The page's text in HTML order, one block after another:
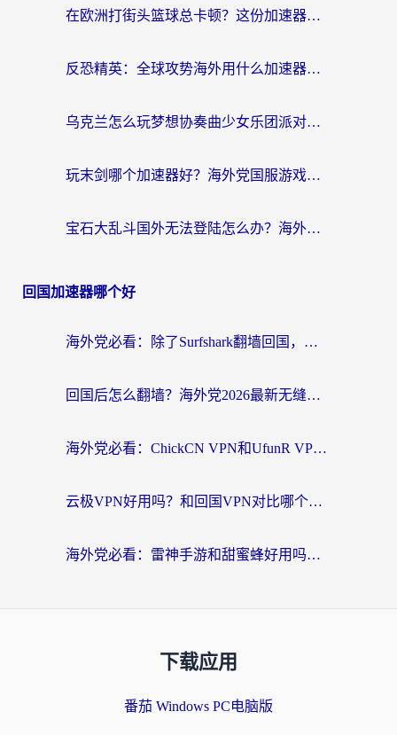
在欧洲打街头篮球总卡顿？这份加速器选择指南帮你解决延迟难题
反恐精英：全球攻势海外用什么加速器登录？海外党国服游戏畅玩指南
乌克兰怎么玩梦想协奏曲少女乐团派对？海外党国服游戏加速全攻略（附欧洲重生细胞荒野行动不卡技巧）
玩末剑哪个加速器好？海外党国服游戏畅玩终极指南（附3款热门游戏实测）
宝石大乱斗国外无法登陆怎么办？海外玩家专属加速指南（附穿越火线原野传说解决方案）
回国加速器哪个好
海外党必看：除了Surfshark翻墙回国，这些加速器选择技巧你真的懂吗？
回国后怎么翻墙？海外党2026最新无缝访问国内资源全攻略（附对比实测）
海外党必看：ChickCN VPN和UfunR VPN对比哪个回国效果更好？附实用选择指南
云极VPN好用吗？和回国VPN对比哪个回国效果更好？海外党亲测避坑指南
海外党必看：雷神手游和甜蜜蜂好用吗？3步选对回国加速器无缝刷国内资源
下载应用
番茄 Windows PC电脑版